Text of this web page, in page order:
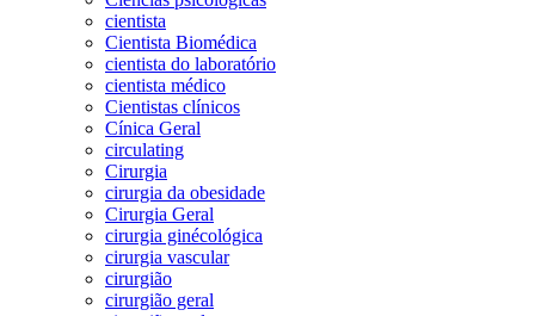
cientista
Cientista Biomédica
cientista do laboratório
cientista médico
Cientistas clínicos
Cínica Geral
circulating
Cirurgia
cirurgia da obesidade
Cirurgia Geral
cirurgia ginécológica
cirurgia vascular
cirurgião
cirurgião geral